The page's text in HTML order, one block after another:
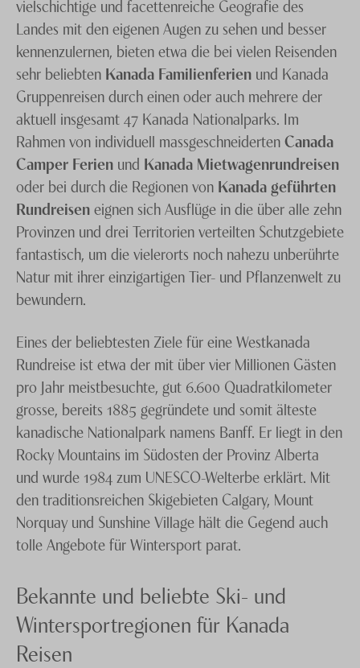
vielschichtige und facettenreiche Geografie des
Landes mit den eigenen Augen zu sehen und besser
kennenzulernen, bieten etwa die bei vielen Reisenden
sehr beliebten Kanada Familienferien und Kanada
Gruppenreisen durch einen oder auch mehrere der
aktuell insgesamt 47 Kanada Nationalparks. Im
Rahmen von individuell massgeschneidertenCanada
Camper Ferien und Kanada Mietwagenrundreisen
oder bei durch die Regionen von Kanada geführten
Rundreiseneignen sich Ausflüge in die über alle zehn
Provinzen und drei Territorien verteilten Schutzgebiete
fantastisch, um die vielerorts noch nahezu unberührte
Natur mit ihrer einzigartigen Tier- und Pflanzenwelt zu
bewundern.
Eines der beliebtesten Ziele für eine Westkanada
Rundreise ist etwa der mit über vier Millionen Gästen
pro Jahr meistbesuchte, gut 6.600 Quadratkilometer
grosse, bereits 1885 gegründete und somit älteste
kanadische Nationalpark namens Banff. Er liegt in den
Rocky Mountains im Südosten der Provinz Alberta
und wurde 1984 zum UNESCO-Welterbe erklärt. Mit
den traditionsreichen Skigebieten Calgary, Mount
Norquay und Sunshine Village hält die Gegend auch
tolle Angebote für Wintersport parat.
Bekannte und beliebte Ski- und
Wintersportregionen für Kanada
Reisen